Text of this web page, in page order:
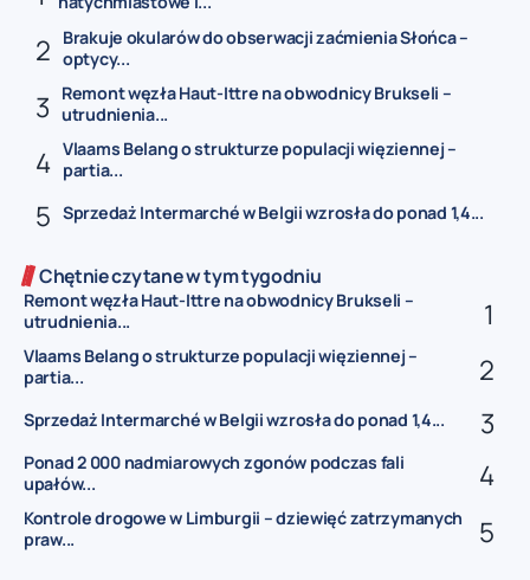
Brakuje okularów do obserwacji zaćmienia Słońca –
optycy...
Remont węzła Haut-Ittre na obwodnicy Brukseli –
utrudnienia...
Vlaams Belang o strukturze populacji więziennej –
partia...
Sprzedaż Intermarché w Belgii wzrosła do ponad 1,4...
Chętnie czytane w tym tygodniu
Remont węzła Haut-Ittre na obwodnicy Brukseli –
utrudnienia...
Vlaams Belang o strukturze populacji więziennej –
partia...
Sprzedaż Intermarché w Belgii wzrosła do ponad 1,4...
Ponad 2 000 nadmiarowych zgonów podczas fali
upałów...
Kontrole drogowe w Limburgii – dziewięć zatrzymanych
praw...